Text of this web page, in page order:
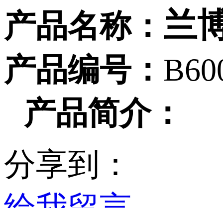
产品名称： 兰
产品编号：
产品简介：
分享到：